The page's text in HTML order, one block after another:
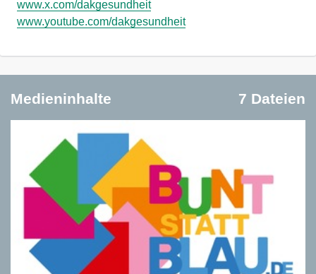
www.x.com/dakgesundheit
www.youtube.com/dakgesundheit
Medieninhalte 7 Dateien